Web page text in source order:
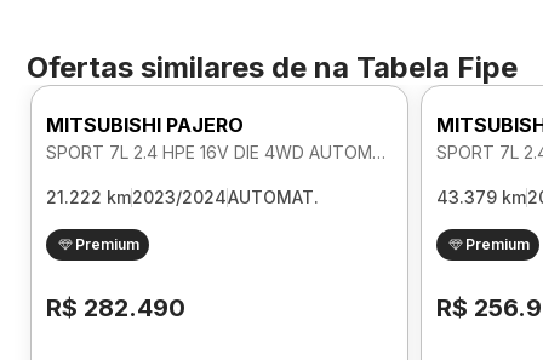
Ofertas similares de na Tabela Fipe
MITSUBISHI PAJERO
SPORT 7L 2.4 HPE 16V DIE 4WD AUTOMATICO
21.222 km2023/2024AUTOMAT.
Premium
R$ 282.490
43.379 km
Premium
R$